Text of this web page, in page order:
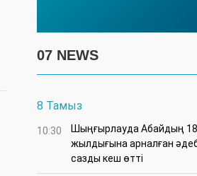
07 NEWS
8 Тамыз
10:30
Шыңғырлауда Абайдың
жылдығына арналған
сазды кеш өтті